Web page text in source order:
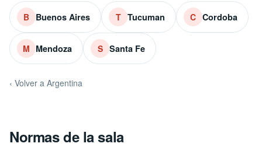
B Buenos Aires T Tucuman C Cordoba
M Mendoza S Santa Fe
‹ Volver a Argentina
Normas de la sala